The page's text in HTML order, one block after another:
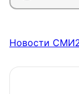
Новости